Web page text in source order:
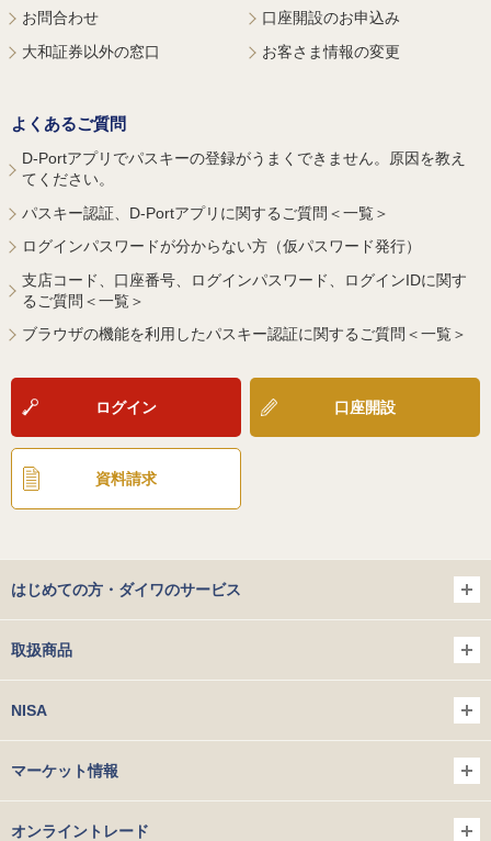
お問合わせ
大和証券以外の窓口
口座開設のお申込み
お客さま情報の変更
よくあるご質問
D-Portアプリでパスキーの登録がうまくできません。原因を教え
てください。
パスキー認証、D-Portアプリに関するご質問＜一覧＞
ログインパスワードが分からない方（仮パスワード発行）
支店コード、口座番号、ログインパスワード、ログインIDに関す
るご質問＜一覧＞
ブラウザの機能を利用したパスキー認証に関するご質問＜一覧＞
ログイン 口座開設
資料請求
はじめての方・ダイワのサービス
取扱商品
NISA
マーケット情報
オンライントレード